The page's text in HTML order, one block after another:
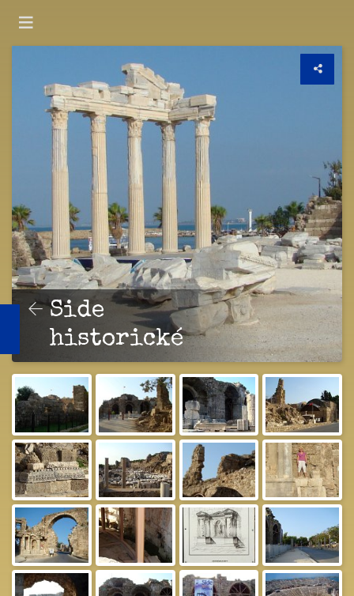
Side
historické